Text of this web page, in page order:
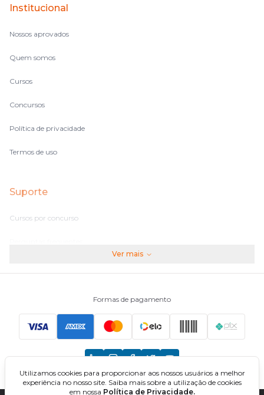
Institucional
Nossos aprovados
Quem somos
Cursos
Concursos
Política de privacidade
Termos de uso
Suporte
Cursos por concurso
Principais Concursos
CNU
TCU
Ver mais
Formas de pagamento
Utilizamos cookies para proporcionar aos nossos usuários a melhor
experiência no nosso site. Saiba mais sobre a utilização de cookies
em nossa Política de Privacidade.